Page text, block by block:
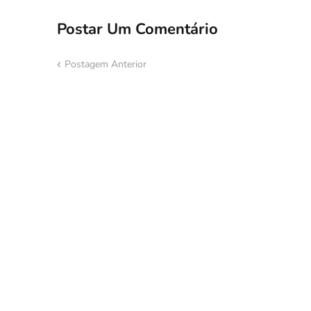
Postar Um Comentário
Postagem Anterior